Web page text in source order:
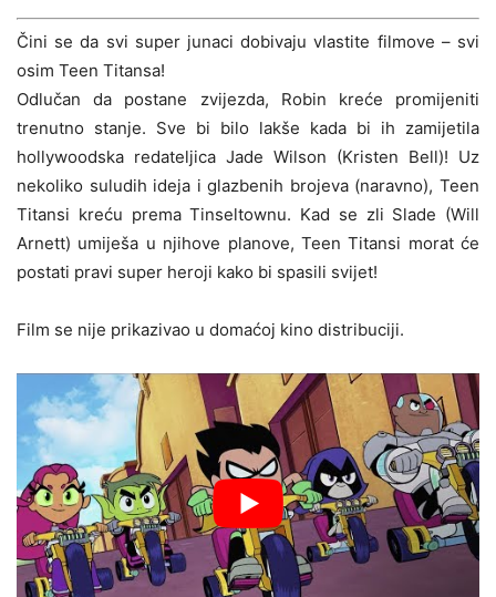
Čini se da svi super junaci dobivaju vlastite filmove – svi
osim Teen Titansa!
Odlučan da postane zvijezda, Robin kreće promijeniti
trenutno stanje. Sve bi bilo lakše kada bi ih zamijetila
hollywoodska redateljica Jade Wilson (Kristen Bell)! Uz
nekoliko suludih ideja i glazbenih brojeva (naravno), Teen
Titansi kreću prema Tinseltownu. Kad se zli Slade (Will
Arnett) umiješa u njihove planove, Teen Titansi morat će
postati pravi super heroji kako bi spasili svijet!
Film se nije prikazivao u domaćoj kino distribuciji.